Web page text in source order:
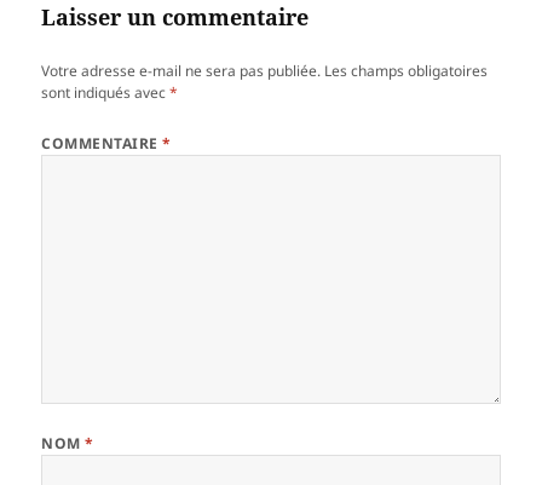
Laisser un commentaire
Votre adresse e-mail ne sera pas publiée. Les champs obligatoires
sont indiqués avec*
COMMENTAIRE*
NOM*